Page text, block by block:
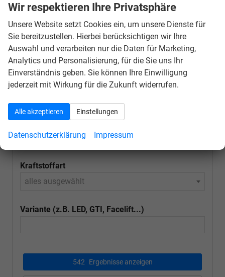
Schnellsuche
Fahrzeugnr.
Schnellsuche
Marke
Modell
alles ausgewählt
Kraftstoffart
alles ausgewählt
Variante (z.B. LED, GTI, Facelift...)
542 Ergebnisse anzeigen
Wir respektieren Ihre Privatsphäre
Unsere Website setzt Cookies ein, um unsere Dienste für
Sie bereitzustellen. Hierbei berücksichtigen wir Ihre
Auswahl und verarbeiten nur die Daten für Marketing,
Analytics und Personalisierung, für die Sie uns Ihr
Einverständnis geben. Sie können Ihre Einwilligung
jederzeit mit Wirkung für die Zukunft widerrufen.
Alle akzeptieren Einstellungen
Datenschutzerklärung Impressum